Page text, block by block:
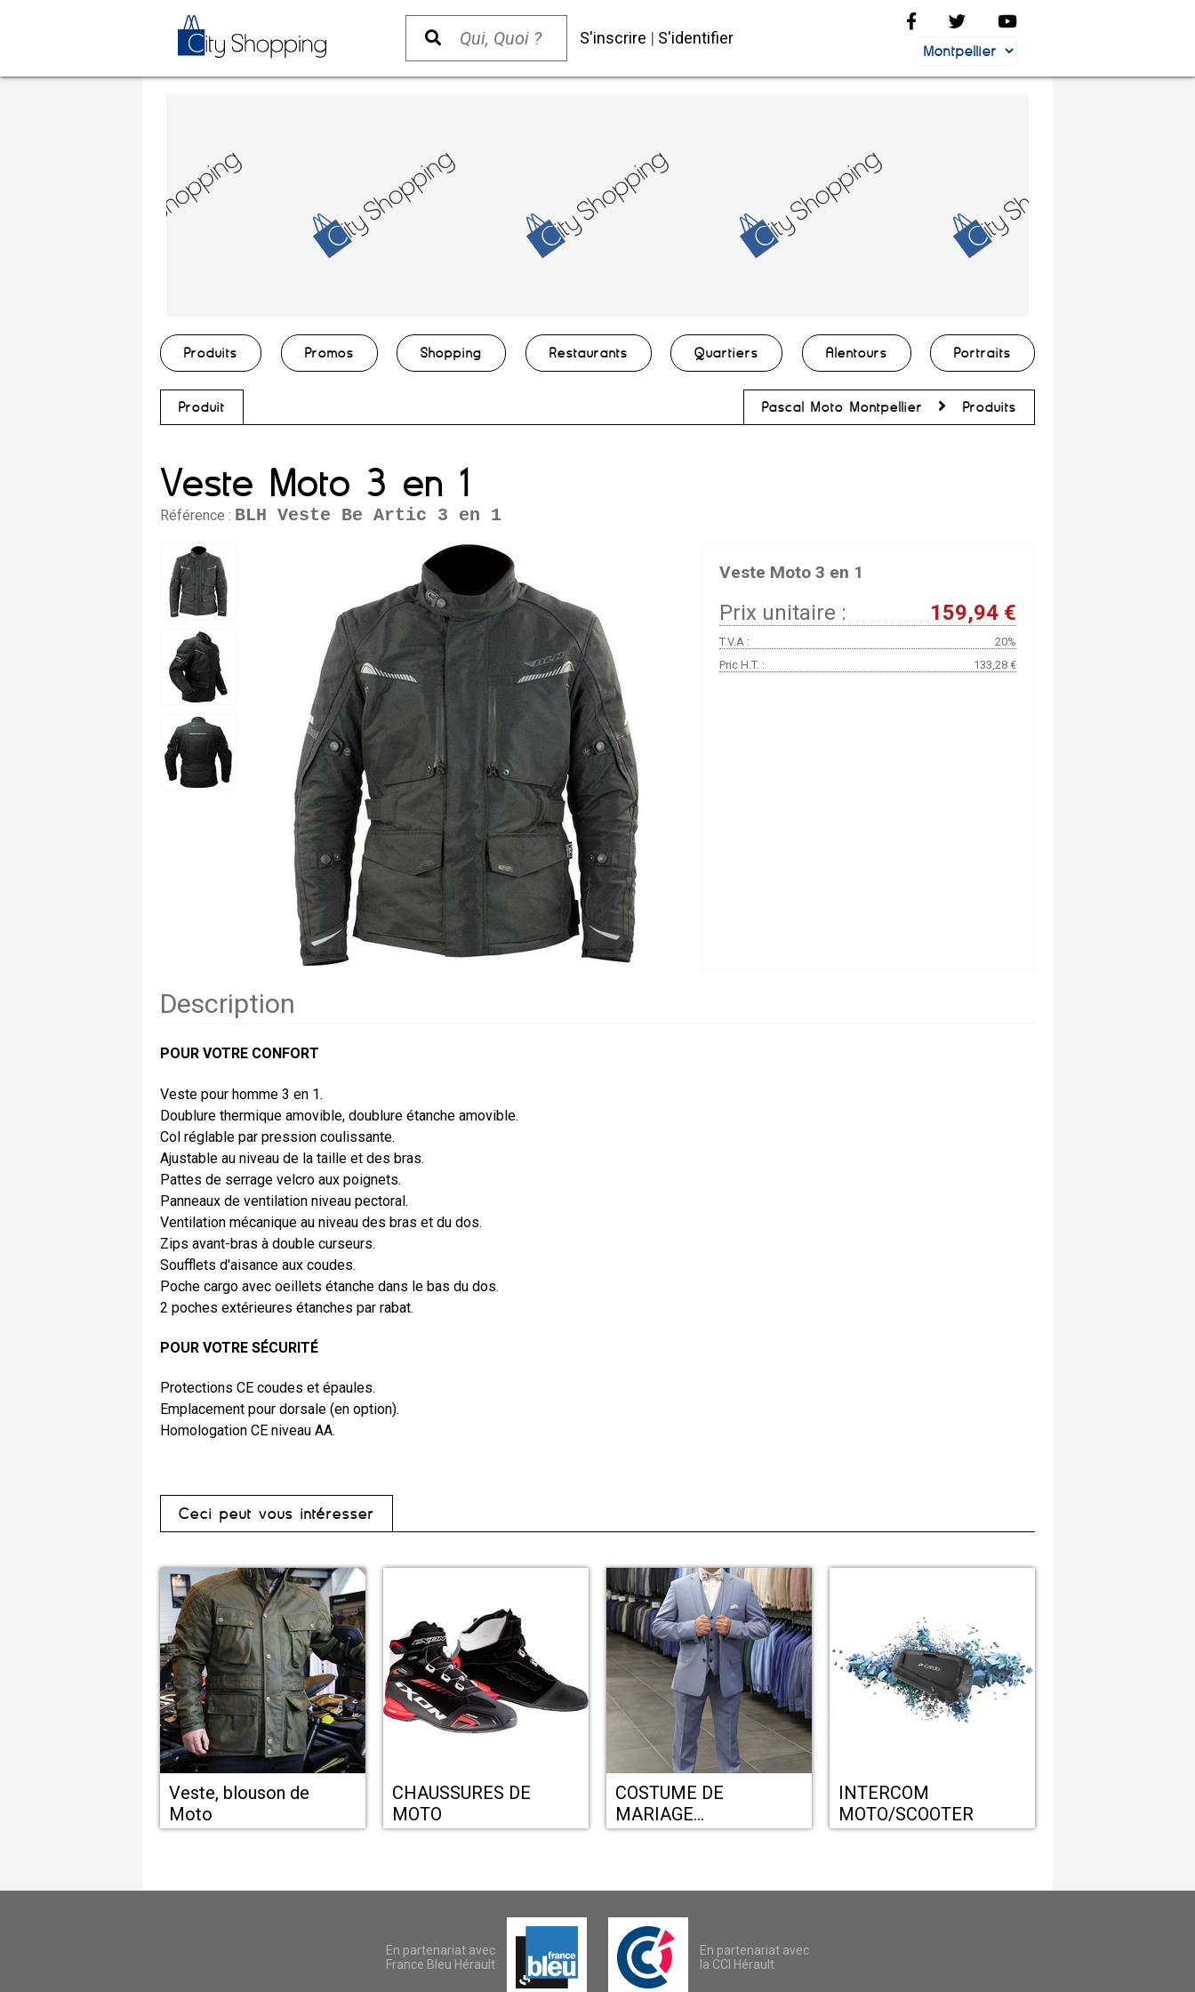
S'inscrire | S'identifier
Produits Promos Shopping Restaurants Quartiers Alentours Portraits
Produit Pascal Moto Montpellier Produits
Veste Moto 3 en 1
Référence : BLH Veste Be Artic 3 en 1
Veste Moto 3 en 1
Prix unitaire : 159,94 €
T.V.A :
20%
Pric H.T. :
133,28 €
Description
POUR VOTRE CONFORT
Veste pour homme 3 en 1.
Doublure thermique amovible, doublure étanche amovible.
Col réglable par pression coulissante.
Ajustable au niveau de la taille et des bras.
Pattes de serrage velcro aux poignets.
Panneaux de ventilation niveau pectoral.
Ventilation mécanique au niveau des bras et du dos.
Zips avant-bras à double curseurs.
Soufflets d'aisance aux coudes.
Poche cargo avec oeillets étanche dans le bas du dos.
2 poches extérieures étanches par rabat.
POUR VOTRE SÉCURITÉ
Protections CE coudes et épaules.
Emplacement pour dorsale (en option).
Homologation CE niveau AA.
Ceci peut vous intéresser
Veste, blouson de
Moto
CHAUSSURES DE
MOTO
COSTUME DE
MARIAGE
MONTPELLIER - Le 18
INTERCOM
MOTO/SCOOTER
En partenariat avec
France Bleu Hérault
En partenariat avec
la CCI Hérault